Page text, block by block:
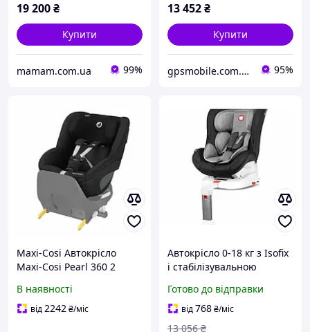
19 200₴
Купити
mamam.com.ua 99%
13 452₴
Купити
gpsmobile.com.ua 95%
Maxi-Cosi Автокрісло
Maxi-Cosi Pearl 360 2
(8045671111)
В наявності
від2242₴/міс
Автокрісло 0-18 кг з Isofix
і стабілізувальною
років сіро-чорний Lionelo
HM-15592
Готово до відправки
від768₴/міс
13 056 ₴